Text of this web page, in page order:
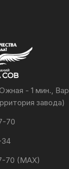
- 1 мин.,
завода)
70
34
70 (MAX)